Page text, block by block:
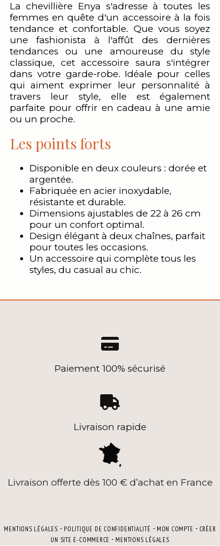
La chevillière Enya s'adresse à toutes les
femmes en quête d'un accessoire à la fois
tendance et confortable. Que vous soyez
une fashionista à l'affût des dernières
tendances ou une amoureuse du style
classique, cet accessoire saura s'intégrer
dans votre garde-robe. Idéale pour celles
qui aiment exprimer leur personnalité à
travers leur style, elle est également
parfaite pour offrir en cadeau à une amie
ou un proche.
Les points forts
Disponible en deux couleurs : dorée et
argentée.
Fabriquée en acier inoxydable,
résistante et durable.
Dimensions ajustables de 22 à 26 cm
pour un confort optimal.
Design élégant à deux chaînes, parfait
pour toutes les occasions.
Un accessoire qui complète tous les
styles, du casual au chic.

Paiement 100% sécurisé

Livraison rapide
Livraison offerte dès 100 € d’achat en France
MENTIONS LÉGALES POLITIQUE DE CONFIDENTIALITÉ MON COMPTE
CRÉER
UN SITE E-COMMERCE
MENTIONS LÉGALES